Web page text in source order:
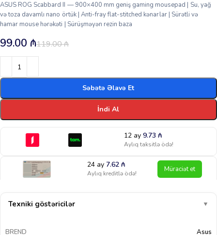
ASUS ROG Scabbard II — 900×400 mm geniş gaming mousepad | Su, yağ
və toza davamlı nano örtük | Anti-fray flat-stitched kənarlar | Sürətli və
hamar mouse hərəkəti | Sürüşməyən rezin baza
119.00₼
99.00 ₼
Səbətə Əlavə Et
İndi Al
12 ay 9.73 ₼
Aylıq taksitlə ödə!
24 ay7.62₼
Aylıq kreditlə ödə! Müraciət et
Texniki göstəricilər ▼
BREND Asus